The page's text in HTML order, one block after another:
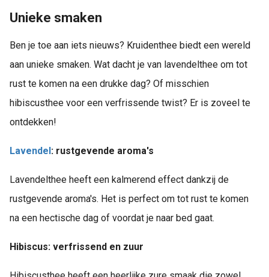
Unieke smaken
Ben je toe aan iets nieuws? Kruidenthee biedt een wereld
aan unieke smaken. Wat dacht je van lavendelthee om tot
rust te komen na een drukke dag? Of misschien
hibiscusthee voor een verfrissende twist? Er is zoveel te
ontdekken!
Lavendel : rustgevende aroma's
Lavendelthee heeft een kalmerend effect dankzij de
rustgevende aroma's. Het is perfect om tot rust te komen
na een hectische dag of voordat je naar bed gaat.
Hibiscus: verfrissend en zuur